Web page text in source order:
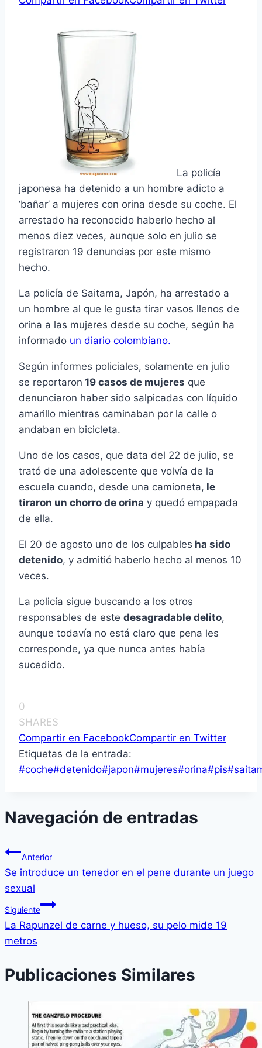
La policía
japonesa ha detenido a un hombre adicto a
‘bañar’ a mujeres con orina desde su coche. El
arrestado ha reconocido haberlo hecho al
menos diez veces, aunque solo en julio se
registraron 19 denuncias por este mismo
hecho.
La policía de Saitama, Japón, ha arrestado a
un hombre al que le gusta tirar vasos llenos de
orina a las mujeres desde su coche, según ha
informado un diario colombiano.
Según informes policiales, solamente en julio
se reportaron 19 casos de mujeres que
denunciaron haber sido salpicadas con líquido
amarillo mientras caminaban por la calle o
andaban en bicicleta.
Uno de los casos, que data del 22 de julio, se
trató de una adolescente que volvía de la
escuela cuando, desde una camioneta, le
tiraron un chorro de orina y quedó empapada
de ella.
El 20 de agosto uno de los culpables ha sido
detenido, y admitió haberlo hecho al menos 10
veces.
La policía sigue buscando a los otros
responsables de este desagradable delito,
aunque todavía no está claro que pena les
corresponde, ya que nunca antes había
sucedido.
0
SHARES
Compartir en FacebookCompartir en Twitter
Etiquetas de la entrada:
#coche#detenido#japon#mujeres#orina#pis#
Navegación de entradas
Anterior
Se introduce un tenedor en el pene durante un juego
sexual
Siguiente
La Rapunzel de carne y hueso, su pelo mide 19
metros
Publicaciones Similares